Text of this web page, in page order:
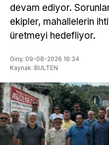
devam ediyor.
ekipler, mahallelerin
üretmeyi hedefliyor.
Giriş: 09-08-2026 16:34
Kaynak: BULTEN